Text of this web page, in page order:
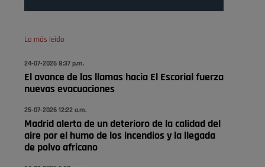
También pienso que si no fuéramos tan sucios no haría
Pozuelo de Alarcón
Quejas por el deterioro de
la limpieza …
Senado, en la Policía o en la politica
Pozuelo de Alarcón
🔴 EXCLUSIVA | El comisario
de la …
Lo más leído
24-07-2026 8:37 p.m.
El avance de las llamas hacia El Escorial fuerza
nuevas evacuaciones
25-07-2026 12:22 a.m.
Madrid alerta de un deterioro de la calidad del
aire por el humo de los incendios y la llegada
de polvo africano